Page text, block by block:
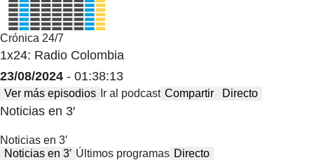
Crónica 24/7
1x24: Radio Colombia
23/08/2024 - 01:38:13
Ver más episodios Ir al podcast Compartir Directo
Noticias en 3′
Noticias en 3′
Noticias en 3′ Últimos programas Directo